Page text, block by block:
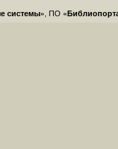
системы» , ПО